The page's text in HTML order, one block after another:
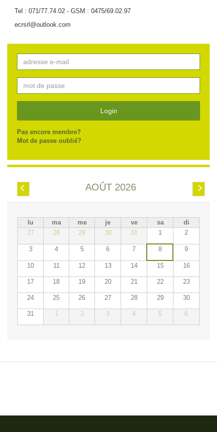
Tel : 071/77.74.02 - GSM : 0475/69.02.97
ecrsrl@outlook.com
Login
Pas encore membre?
Mot de passe oublié?
Préc. Suiv.
AOÛT 2026
lu ma me je ve sa
di
27
28 29 30 31 1 2
3 4 5 6 7 8 9
10 11 12 13 14 15 16
17 18 19 20 21 22 23
24 25 26 27 28 29 30
31 1 2 3 4 5 6
ÉVÉNEMENTS DU